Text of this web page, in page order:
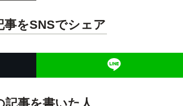
事をSNSでシェア
記事を書いた人